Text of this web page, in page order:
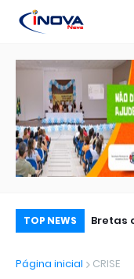
TOP NEWS
presenciou,
Bretas
Página inicial CRISE